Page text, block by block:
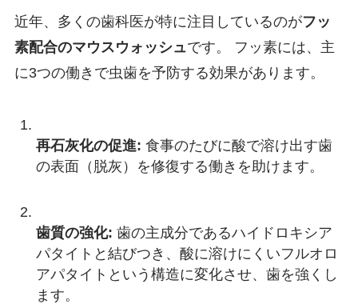
近年、多くの歯科医が特に注目しているのがフッ
素配合のマウスウォッシュです。 フッ素には、主
に3つの働きで虫歯を予防する効果があります。
再石灰化の促進: 食事のたびに酸で溶け出す歯
の表面（脱灰）を修復する働きを助けます。
歯質の強化: 歯の主成分であるハイドロキシア
パタイトと結びつき、酸に溶けにくいフルオロ
アパタイトという構造に変化させ、歯を強くし
ます。